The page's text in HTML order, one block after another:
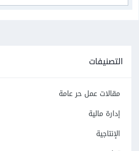
التصنيفات
مقالات عمل حر عامة
إدارة مالية
الإنتاجية